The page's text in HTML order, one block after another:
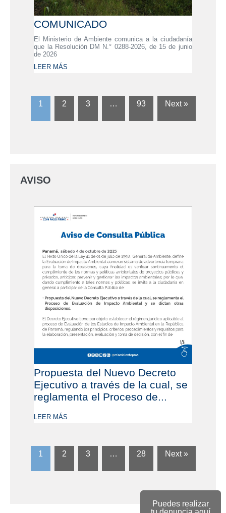
Puedes realizar
COMUNICADO
El Ministerio de Ambiente comunica a la ciudadanía
que la Resolución DM N.° 0288-2026, de 15 de junio
de 2026
LEER MÁS
1 2 3 … 93 Next »
AVISO
Propuesta del Nuevo Decreto
Ejecutivo a través de la cual, se
reglamenta el Proceso de...
LEER MÁS
1 2 3 … 28 Next »